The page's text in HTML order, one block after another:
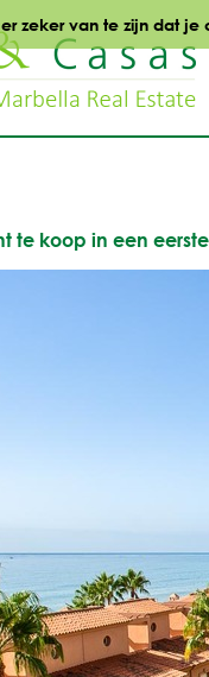
zeker van te zijn dat
te koop in een